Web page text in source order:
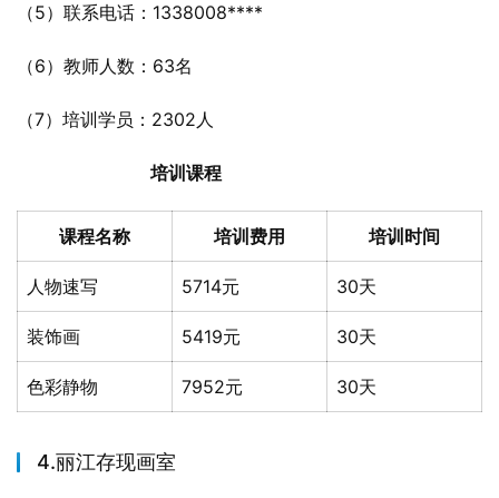
（5）联系电话：1338008****
（6）教师人数：63名
（7）培训学员：2302人
培训课程
课程名称 培训费用 培训时间
人物速写 5714元 30天
装饰画 5419元 30天
色彩静物 7952元 30天
4.丽江存现画室